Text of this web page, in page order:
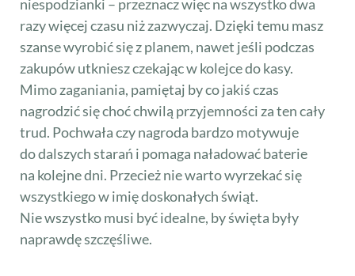
niespodzianki – przeznacz więc na wszystko dwa
razy więcej czasu niż zazwyczaj. Dzięki temu masz
szanse wyrobić się z planem, nawet jeśli podczas
zakupów utkniesz czekając w kolejce do kasy.
Mimo zaganiania, pamiętaj by co jakiś czas
nagrodzić się choć chwilą przyjemności za ten cały
trud. Pochwała czy nagroda bardzo motywuje
do dalszych starań i pomaga naładować baterie
na kolejne dni. Przecież nie warto wyrzekać się
wszystkiego w imię doskonałych świąt.
Nie wszystko musi być idealne, by święta były
naprawdę szczęśliwe.